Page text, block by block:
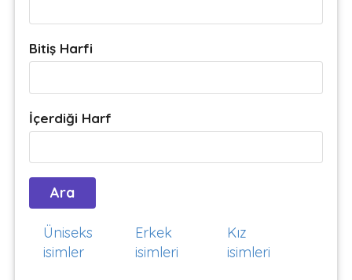
Bitiş Harfi
İçerdiği Harf
Üniseks
isimler
Erkek
isimleri
Kız
isimleri